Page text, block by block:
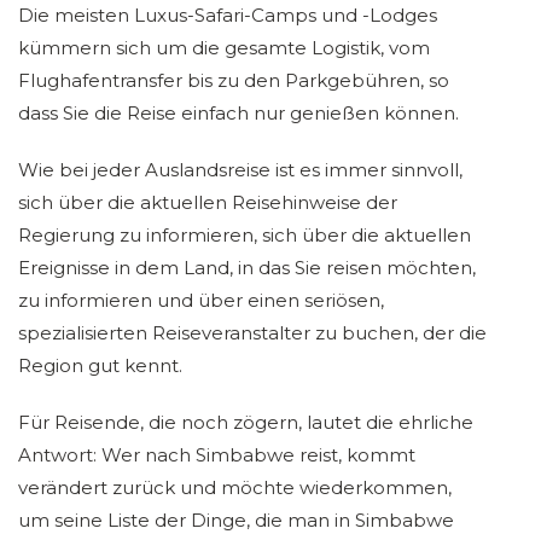
Die meisten Luxus-Safari-Camps und -Lodges
kümmern sich um die gesamte Logistik, vom
Flughafentransfer bis zu den Parkgebühren, so
dass Sie die Reise einfach nur genießen können.
Wie bei jeder Auslandsreise ist es immer sinnvoll,
sich über die aktuellen Reisehinweise der
Regierung zu informieren, sich über die aktuellen
Ereignisse in dem Land, in das Sie reisen möchten,
zu informieren und über einen seriösen,
spezialisierten Reiseveranstalter zu buchen, der die
Region gut kennt.
Für Reisende, die noch zögern, lautet die ehrliche
Antwort: Wer nach Simbabwe reist, kommt
verändert zurück und möchte wiederkommen,
um seine Liste der Dinge, die man in Simbabwe